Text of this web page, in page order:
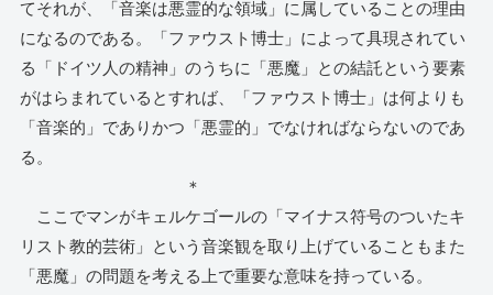
てそれが、「音楽は悪霊的な領域」に属していることの理由
になるのである。「ファウスト博士」によって具現されてい
る「ドイツ人の精神」のうちに「悪魔」との結託という要素
がはらまれているとすれば、「ファウスト博士」は何よりも
「音楽的」でありかつ「悪霊的」でなければならないのであ
る。
＊
ここでマンがキェルケゴールの「マイナス符号のついたキ
リスト教的芸術」という音楽観を取り上げていることもまた
「悪魔」の問題を考える上で重要な意味を持っている。